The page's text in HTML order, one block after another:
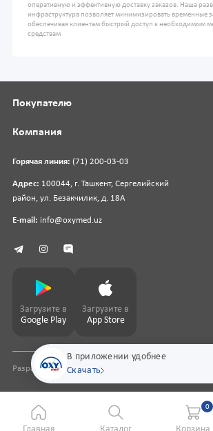
оперативную и эффективную доставку заказов. Наша
инфраструктура позволяет минимизировать временные
обеспечивая клиентам быстрый доступ к необходимым
средствам
В приложении удобнее
Скачать
Горячая линия: (71) 200-03-03
Адрес: 100044, г. Ташкент, Сергелийский
район, ул. Безакчилик, д. 18А
E-mail: info@oxymed.uz
Покупателю
Компания
Загрузите в
Google Play
Загрузите в
App Store
Разработка сайтаpharmit.uz
0